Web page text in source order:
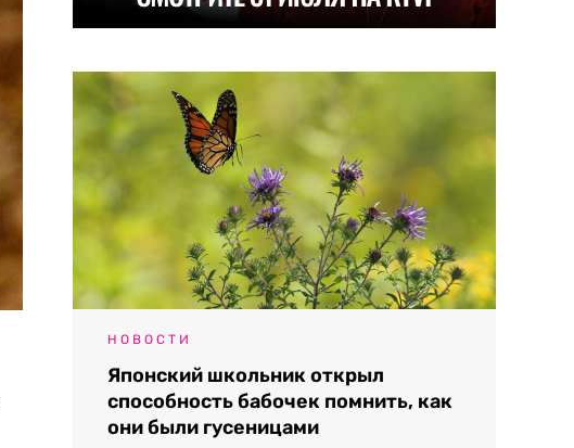
НОВОСТИ
Японский школьник открыл
способность бабочек помнить, как
они были гусеницами